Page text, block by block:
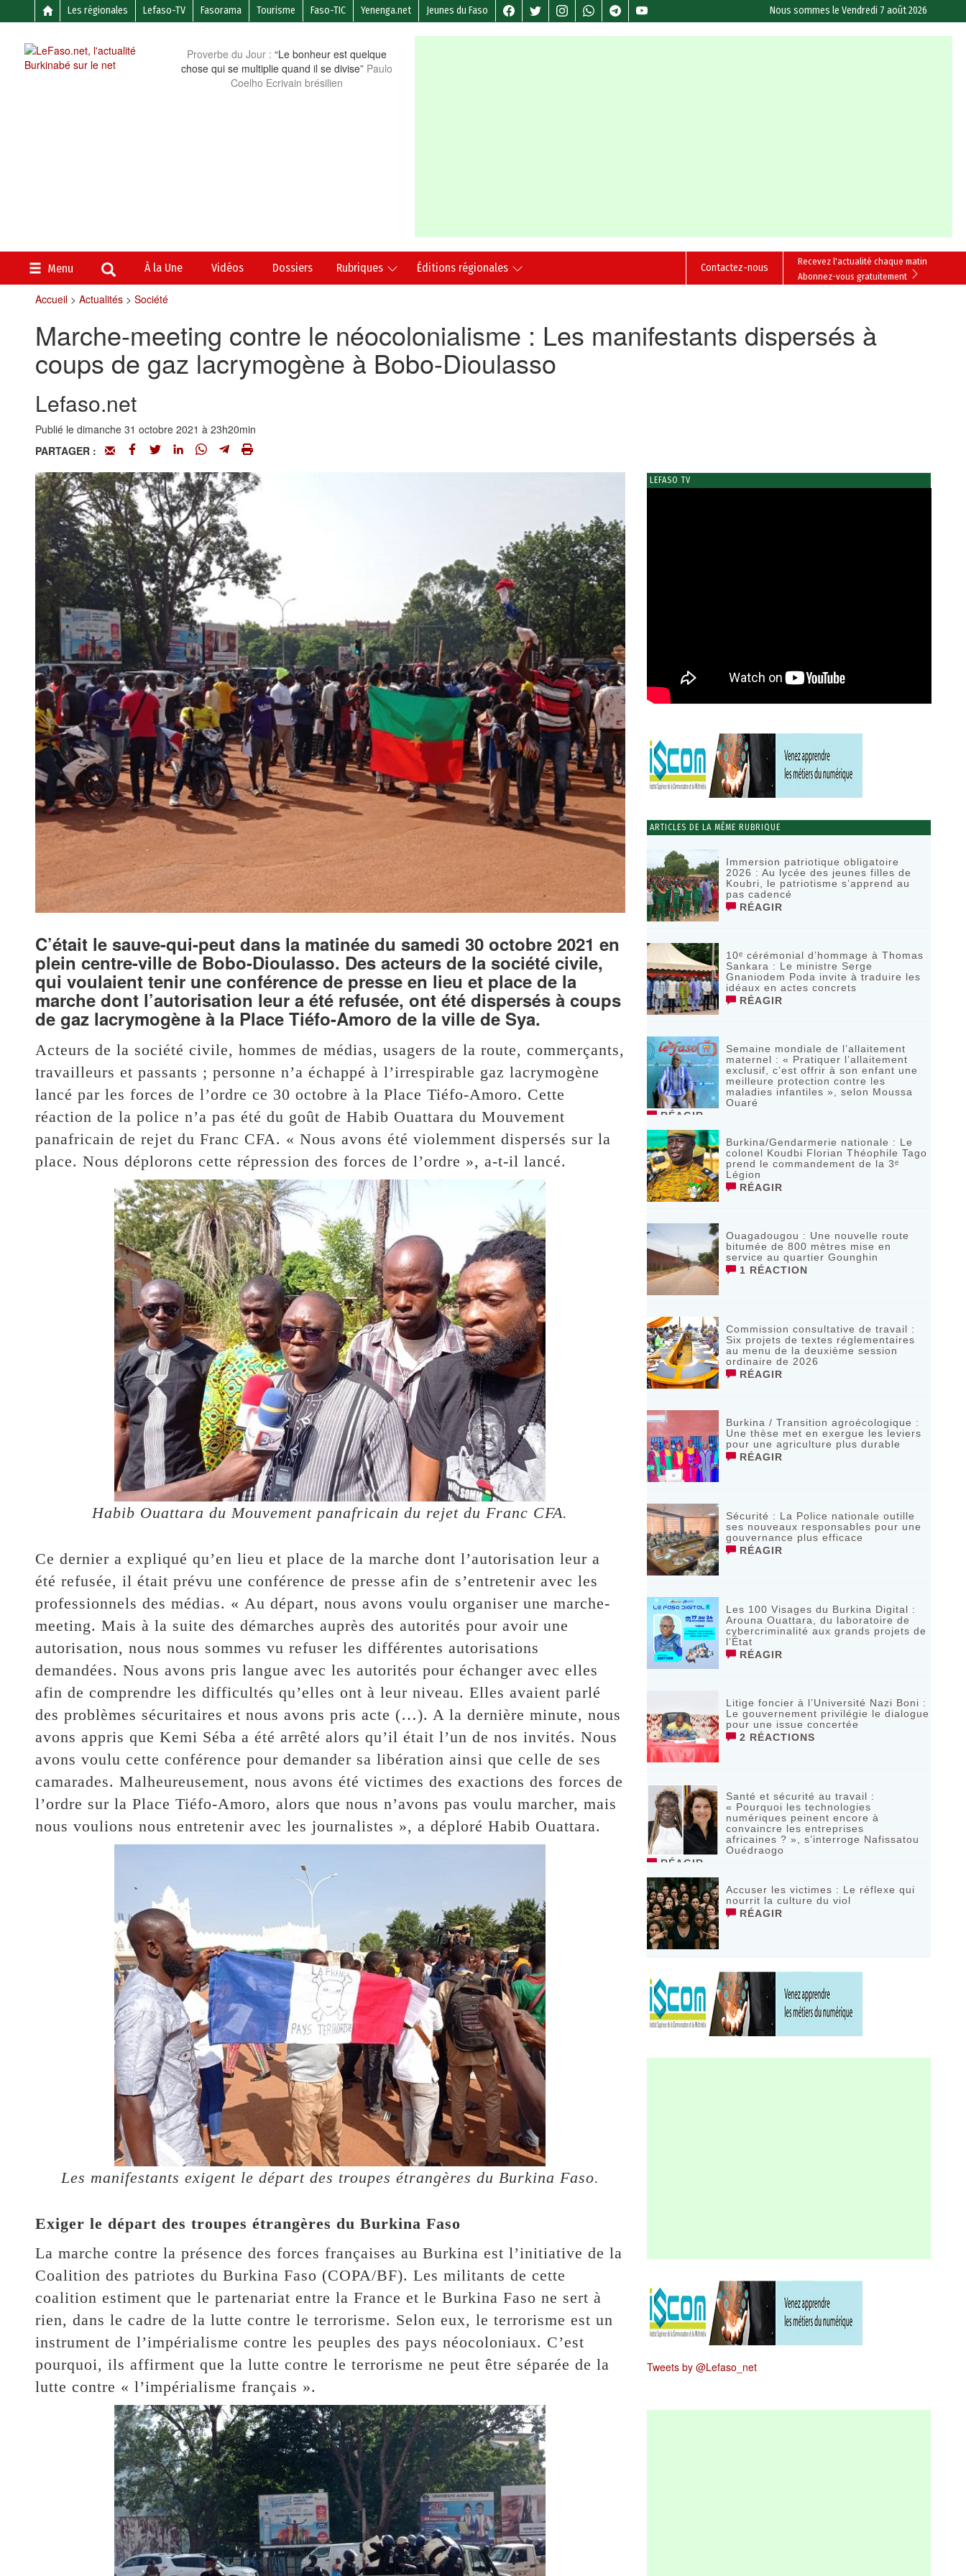
Les régionales Lefaso-TV Fasorama Tourisme Faso-TIC Yenenga.net Jeunes du Faso Nous sommes leVendredi 7 août 2026
Proverbe du Jour : “Le bonheur est quelque
chose qui se multiplie quand il se divise” Paulo
Coelho Ecrivain brésilien
Menu À la Une Vidéos Dossiers Rubriques Éditions régionales
Recevez l'actualité chaque matin
Abonnez-vous gratuitement
Contactez-nous
Accueil> Actualités> Société
Marche-meeting contre le néocolonialisme : Les manifestants dispersés à
coups de gaz lacrymogène à Bobo-Dioulasso
Lefaso.net
Publié le dimanche 31 octobre 2021 à 23h20min
PARTAGER :
C’était le sauve-qui-peut dans la matinée du samedi 30 octobre 2021 en
plein centre-ville de Bobo-Dioulasso. Des acteurs de la société civile,
qui voulaient tenir une conférence de presse en lieu et place de la
marche dont l’autorisation leur a été refusée, ont été dispersés à coups
de gaz lacrymogène à la Place Tiéfo-Amoro de la ville de Sya.
Acteurs de la société civile, hommes de médias, usagers de la route, commerçants,
travailleurs et passants ; personne n’a échappé à l’irrespirable gaz lacrymogène
lancé par les forces de l’ordre ce 30 octobre à la Place Tiéfo-Amoro. Cette
réaction de la police n’a pas été du goût de Habib Ouattara du Mouvement
panafricain de rejet du Franc CFA. « Nous avons été violemment dispersés sur la
place. Nous déplorons cette répression des forces de l’ordre », a-t-il lancé.
Habib Ouattara du Mouvement panafricain du rejet du Franc CFA.
Ce dernier a expliqué qu’en lieu et place de la marche dont l’autorisation leur a
été refusée, il était prévu une conférence de presse afin de s’entretenir avec les
professionnels des médias. « Au départ, nous avons voulu organiser une marche-
meeting. Mais à la suite des démarches auprès des autorités pour avoir une
autorisation, nous nous sommes vu refuser les différentes autorisations
demandées. Nous avons pris langue avec les autorités pour échanger avec elles
afin de comprendre les difficultés qu’elles ont à leur niveau. Elles avaient parlé
des problèmes sécuritaires et nous avons pris acte (…). A la dernière minute, nous
avons appris que Kemi Séba a été arrêté alors qu’il était l’un de nos invités. Nous
avons voulu cette conférence pour demander sa libération ainsi que celle de ses
camarades. Malheureusement, nous avons été victimes des exactions des forces de
l’ordre sur la Place Tiéfo-Amoro, alors que nous n’avons pas voulu marcher, mais
nous voulions nous entretenir avec les journalistes », a déploré Habib Ouattara.
Les manifestants exigent le départ des troupes étrangères du Burkina Faso.
Exiger le départ des troupes étrangères du Burkina Faso
La marche contre la présence des forces françaises au Burkina est l’initiative de la
Coalition des patriotes du Burkina Faso (COPA/BF). Les militants de cette
coalition estiment que le partenariat entre la France et le Burkina Faso ne sert à
rien, dans le cadre de la lutte contre le terrorisme. Selon eux, le terrorisme est un
instrument de l’impérialisme contre les peuples des pays néocoloniaux. C’est
pourquoi, ils affirment que la lutte contre le terrorisme ne peut être séparée de la
lutte contre « l’impérialisme français ».
LEFASO TV
ARTICLES DE LA MÊME RUBRIQUE
Immersion patriotique obligatoire
2026 : Au lycée des jeunes filles de
Koubri, le patriotisme s’apprend au
pas cadencé
RÉAGIR
10ᵉ cérémonial d’hommage à Thomas
Sankara : Le ministre Serge
Gnaniodem Poda invite à traduire les
idéaux en actes concrets
RÉAGIR
Semaine mondiale de l’allaitement
maternel : « Pratiquer l’allaitement
exclusif, c’est offrir à son enfant une
meilleure protection contre les
maladies infantiles », selon Moussa
Ouaré
RÉAGIR
Burkina/Gendarmerie nationale : Le
colonel Koudbi Florian Théophile Tago
prend le commandement de la 3ᵉ
Légion
RÉAGIR
Ouagadougou : Une nouvelle route
bitumée de 800 mètres mise en
service au quartier Gounghin
1 RÉACTION
Commission consultative de travail :
Six projets de textes réglementaires
au menu de la deuxième session
ordinaire de 2026
RÉAGIR
Burkina / Transition agroécologique :
Une thèse met en exergue les leviers
pour une agriculture plus durable
RÉAGIR
Sécurité : La Police nationale outille
ses nouveaux responsables pour une
gouvernance plus efficace
RÉAGIR
Les 100 Visages du Burkina Digital :
Arouna Ouattara, du laboratoire de
cybercriminalité aux grands projets de
l’État
RÉAGIR
Litige foncier à l’Université Nazi Boni :
Le gouvernement privilégie le dialogue
pour une issue concertée
2 RÉACTIONS
Santé et sécurité au travail :
« Pourquoi les technologies
numériques peinent encore à
convaincre les entreprises
africaines ? », s’interroge Nafissatou
Ouédraogo
RÉAGIR
Accuser les victimes : Le réflexe qui
nourrit la culture du viol
RÉAGIR
Tweets by @Lefaso_net